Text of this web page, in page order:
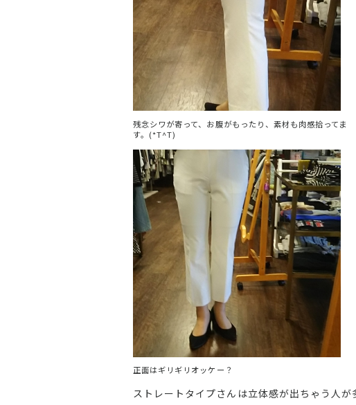
残念シワが寄って、お腹がもったり、素材も肉感拾ってま
す。(*T^T)
正面はギリギリオッケー？
ストレートタイプさんは立体感が出ちゃう人